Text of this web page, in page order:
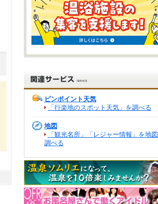
ピンポイント天気
「行楽地のスポット天気」を調べる
地図
「観光名所」「レジャー情報」を地
調べる